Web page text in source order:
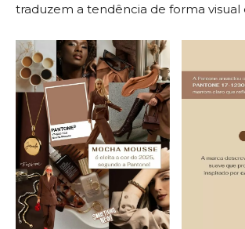
traduzem a tendência de forma visual